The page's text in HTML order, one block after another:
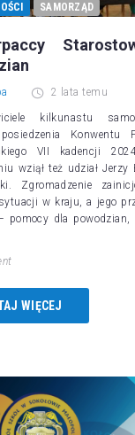
SAMORZĄD
2 lata temu
kilkunastu
Konwentu
VII kadencji
wziął też udział Jerzy
Zgromadzenie
w kraju, a jego
pomocy dla powodzian,
WIĘCEJ